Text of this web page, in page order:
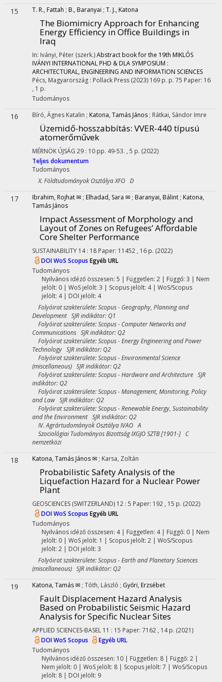
15 T. R., Fattah ; B., Baranyai ; T. J., Katona
The Biomimicry Approach for Enhancing
Energy Efficiency in Office Buildings in
Iraq
In: Iványi, Péter (szerk.)Abstract book for the 19th MIKLÓS
IVÁNYI INTERNATIONAL PHD & DLA SYMPOSIUM :
ARCHITECTURAL, ENGINEERING AND INFORMATION SCIENCES
Pécs, Magyarország : Pollack Press (2023) 169 p. p. 75 Paper: 16
, 1 p.
Tudományos
16 Bíró, Ágnes Katalin ; Katona, Tamás János ; Rátkai, Sándor Imre
Üzemidő-hosszabbítás: VVER-440 típusú
atomerőművek
MÉRNÖK ÚJSÁG 29 : 10 pp. 49-53. , 5 p. (2022)
Teljes dokumentum
Tudományos
X. Földtudományok Osztálya XFO D
17 Ibrahim, Rojhat ✉ ; Elhadad, Sara ✉ ; Baranyai, Bálint ; Katona,
Tamás János
Impact Assessment of Morphology and
Layout of Zones on Refugees’ Affordable
Core Shelter Performance
SUSTAINABILITY 14: 18 Paper: 11452 , 16 p. (2022)
DOIWoS Scopus Egyéb URL
Tudományos
Nyilvános idéző összesen: 5 | Független: 2 | Függő: 3 | Nem
jelölt: 0 | WoS jelölt: 3 | Scopus jelölt: 4 | WoS/Scopus
jelölt: 4 | DOI jelölt: 4
Folyóirat szakterülete: Scopus - Geography, Planning and
Development SJR indikátor: Q1
Folyóirat szakterülete: Scopus - Computer Networks and
Communications SJR indikátor: Q2
Folyóirat szakterülete: Scopus - Energy Engineering and Power
Technology SJR indikátor: Q2
Folyóirat szakterülete: Scopus - Environmental Science
(miscellaneous) SJR indikátor: Q2
Folyóirat szakterülete: Scopus - Hardware and Architecture SJR
indikátor: Q2
Folyóirat szakterülete: Scopus - Management, Monitoring, Policy
and Law SJR indikátor: Q2
Folyóirat szakterülete: Scopus - Renewable Energy, Sustainability
and the Environment SJR indikátor: Q2
IV. Agrártudományok Osztálya IVAO A
Szociológiai Tudományos Bizottság IXGJO SZTB [1901-] C
nemzetközi
18 Katona, Tamás János ✉ ; Karsa, Zoltán
Probabilistic Safety Analysis of the
Liquefaction Hazard for a Nuclear Power
Plant
GEOSCIENCES (SWITZERLAND) 12 : 5 Paper: 192 , 15 p. (2022)
DOIWoS Scopus Egyéb URL
Tudományos
Nyilvános idéző összesen: 4| Független: 4 | Függő: 0 | Nem
jelölt: 0 | WoS jelölt: 1 | Scopus jelölt: 2 | WoS/Scopus
jelölt: 2 | DOI jelölt: 3
Folyóirat szakterülete: Scopus - Earth and Planetary Sciences
(miscellaneous) SJR indikátor: Q2
19 Katona, Tamás ✉ ; Tóth, László ; Győri, Erzsébet
Fault Displacement Hazard Analysis
Based on Probabilistic Seismic Hazard
Analysis for Specific Nuclear Sites
APPLIED SCIENCES-BASEL 11 : 15 Paper: 7162 , 14 p. (2021)
DOIWoS Scopus
Egyéb URL
Tudományos
Nyilvános idéző összesen: 10| Független: 8 | Függő: 2 |
Nem jelölt: 0 | WoS jelölt: 8 | Scopus jelölt: 7 | WoS/Scopus
jelölt: 8 | DOI jelölt: 9